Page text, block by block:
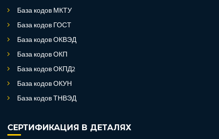
База кодов МКТУ
База кодов ГОСТ
База кодов ОКВЭД
База кодов ОКП
База кодов ОКПД2
База кодов ОКУН
База кодов ТНВЭД
СЕРТИФИКАЦИЯ В ДЕТАЛЯХ